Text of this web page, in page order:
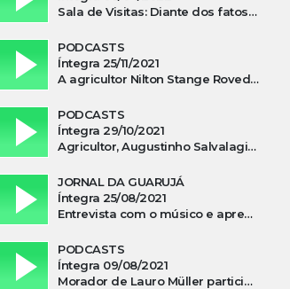
Sala de Visitas: Diante dos fatos que influenciam a economia o que podemos esperar de 2022
PODCASTS
Íntegra 25/11/2021
A agricultor Nilton Stange Roveda, afirma ter recebido ajuda espiritual durante acidente
PODCASTS
Íntegra 29/10/2021
Agricultor, Augustinho Salvalagio, relata sobre aparição do Cavaleiro Negro no Rio das Furnas
JORNAL DA GUARUJÁ
Íntegra 25/08/2021
Entrevista com o músico e apresentador, Lismael Ferrareis, no Cidade e Campo
PODCASTS
Íntegra 09/08/2021
Morador de Lauro Müller participa de motociata em apoio a Bolsonaro